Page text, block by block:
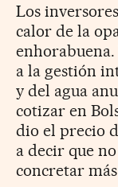
Los
calor de la
a la gestión
y del agua
cotizar en
dio el precio
a decir que
concretar